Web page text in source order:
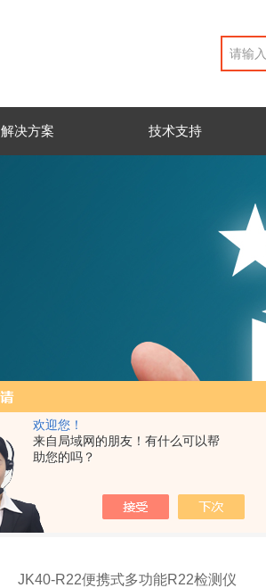
欢迎您！
来自局域网的朋友！有什么可以帮
助您的吗？
解决方案 技术支持
JK40-R22便携式多功能R22检测仪